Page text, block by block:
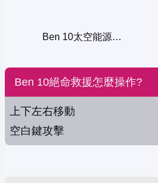
Ben 10太空能源危機
Ben 10絕命救援怎麼操作?
上下左右移動
空白鍵攻擊